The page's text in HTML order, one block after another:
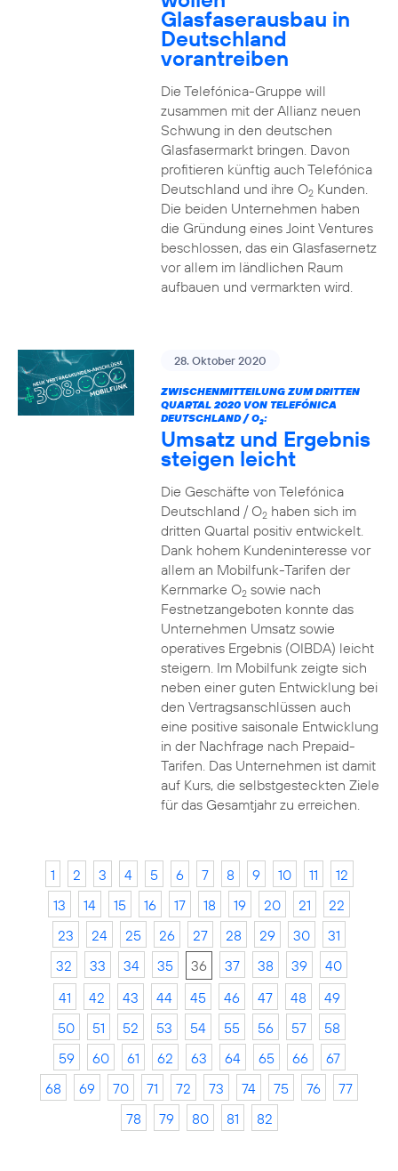
Glasfaserausbau in
Deutschland
vorantreiben
Die Telefónica-Gruppe will
zusammen mit der Allianz neuen
Schwung in den deutschen
Glasfasermarkt bringen. Davon
profitieren künftig auch Telefónica
Deutschland und ihre O2Kunden.
Die beiden Unternehmen haben
die Gründung eines Joint Ventures
beschlossen, das ein Glasfasernetz
vor allem im ländlichen Raum
aufbauen und vermarkten wird.
28. Oktober 2020
ZWISCHENMITTEILUNG ZUM DRITTEN
QUARTAL 2020 VON TELEFÓNICA
DEUTSCHLAND / O2:
Umsatz und Ergebnis
steigen leicht
Die Geschäfte von Telefónica
Deutschland / O2haben sich im
dritten Quartal positiv entwickelt.
Dank hohem Kundeninteresse vor
allem an Mobilfunk-Tarifen der
Kernmarke O2sowie nach
Festnetzangeboten konnte das
Unternehmen Umsatz sowie
operatives Ergebnis (OIBDA) leicht
steigern. Im Mobilfunk zeigte sich
neben einer guten Entwicklung bei
den Vertragsanschlüssen auch
eine positive saisonale Entwicklung
in der Nachfrage nach Prepaid-
Tarifen. Das Unternehmen ist damit
auf Kurs, die selbstgesteckten Ziele
für das Gesamtjahr zu erreichen.
1 2 3 4 5 6 7 8 9 10 11
12
13
14 15 16 17 18 19 20 21
22
23
24 25 26 27 28 29 30
31
32
33 34 35 36 37 38 39
40
41
42 43 44 45 46 47 48
49
50
51 52 53 54 55 56 57
58
59
60 61 62 63 64 65 66
67
68
69 70 71 72 73 74 75 76
77
78
79 80 81 82